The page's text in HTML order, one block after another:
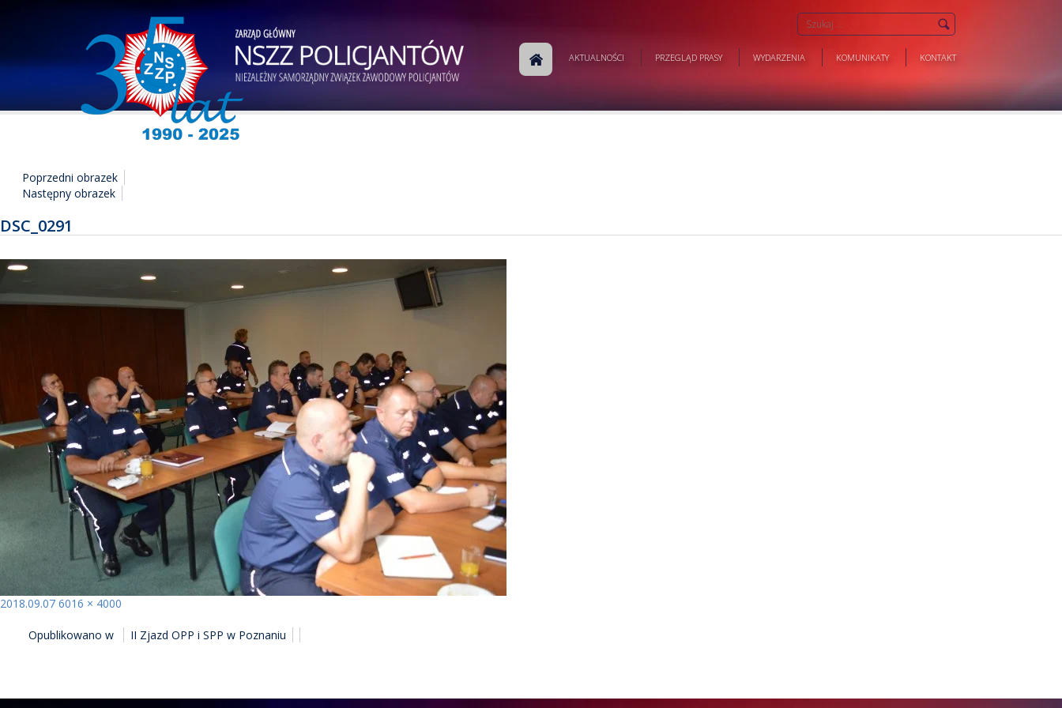
AKTUALNOŚCI PRZEGLĄD PRASY WYDARZENIA KOMUNIKATY KONTAKT
Poprzedni obrazek
Następny obrazek
DSC_0291
Opublikowano
2018.09.07 Pełny
6016 × 4000
WPISUOpublikowano w II Zjazd OPP i SPP w Poznaniu